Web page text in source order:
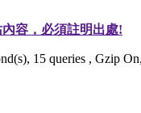
容，必須註明出處!
15 queries , Gzip